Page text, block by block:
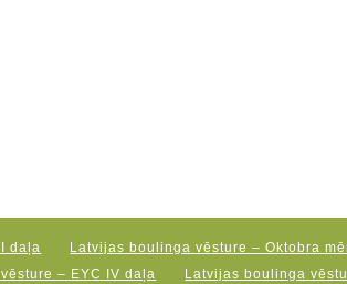
daļa
Latvijas boulinga vēsture – Oktobra
– EYC IV daļa
Latvijas boulinga